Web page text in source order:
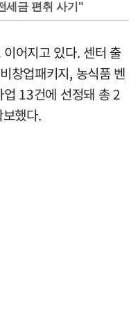
세금 편취 사기"
어지고 있다. 센터 출
창업패키지, 농식품 벤
13건에 선정돼 총 2
했다.